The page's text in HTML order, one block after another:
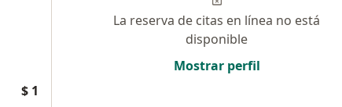
$ 1
La reserva de citas en línea no está
disponible
Mostrar perfil